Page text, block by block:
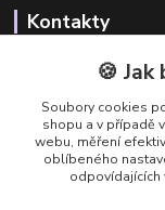
Kontakty
Radka Chamrádová
+420 737 484
Výdejna e-shopu: Po-
info@equi-
🍪
Soubory cookies
shopu a v případě
webu, měření
oblíbeného
odpovídajících